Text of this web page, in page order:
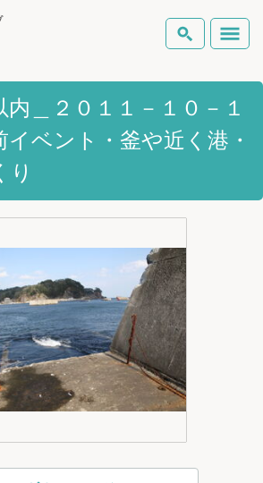
ブとは 検索
内＿２０１１－１０－１
イベント・釜や近く港・
り